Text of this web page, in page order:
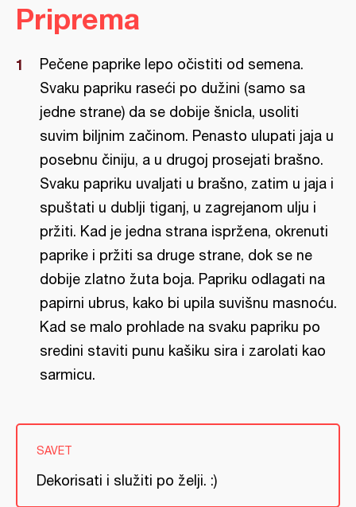
Priprema
Pečene paprike lepo očistiti od semena.
Svaku papriku raseći po dužini (samo sa
jedne strane) da se dobije šnicla, usoliti
suvim biljnim začinom. Penasto ulupati jaja u
posebnu činiju, a u drugoj prosejati brašno.
Svaku papriku uvaljati u brašno, zatim u jaja i
spuštati u dublji tiganj, u zagrejanom ulju i
pržiti. Kad je jedna strana ispržena, okrenuti
paprike i pržiti sa druge strane, dok se ne
dobije zlatno žuta boja. Papriku odlagati na
papirni ubrus, kako bi upila suvišnu masnoću.
Kad se malo prohlade na svaku papriku po
sredini staviti punu kašiku sira i zarolati kao
sarmicu.
SAVET
Dekorisati i služiti po želji. :)